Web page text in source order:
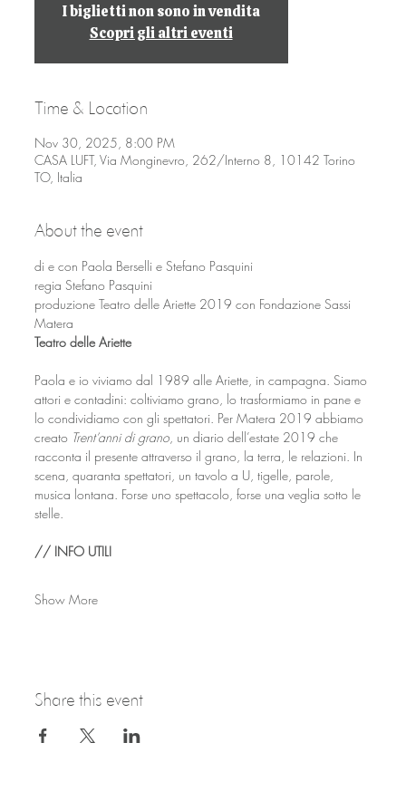
I biglietti non sono in vendita
Scopri gli altri eventi
Time & Location
Nov 30, 2025, 8:00 PM
CASA LUFT, Via Monginevro, 262/Interno 8, 10142 Torino
TO, Italia
About the event
di e con Paola Berselli e Stefano Pasquini
regia Stefano Pasquini
produzione Teatro delle Ariette 2019 con Fondazione Sassi
Matera
Teatro delle Ariette
Paola e io viviamo dal 1989 alle Ariette, in campagna. Siamo
attori e contadini: coltiviamo grano, lo trasformiamo in pane e
lo condividiamo con gli spettatori. Per Matera 2019 abbiamo
creato Trent’anni di grano, un diario dell’estate 2019 che
racconta il presente attraverso il grano, la terra, le relazioni. In
scena, quaranta spettatori, un tavolo a U, tigelle, parole,
musica lontana. Forse uno spettacolo, forse una veglia sotto le
stelle.
// INFO UTILI
Show More
Share this event